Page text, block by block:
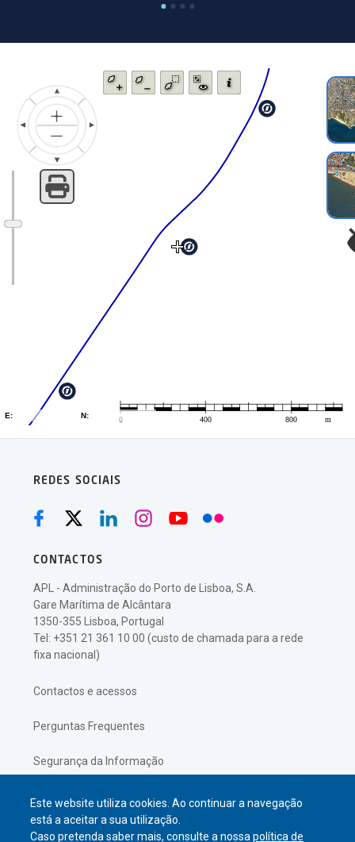
Este website utiliza cookies. Ao continuar a navegação
está a aceitar a sua utilização.
Caso pretenda saber mais, consulte a nossapolítica de
REDES SOCIAIS
CONTACTOS
APL - Administração do Porto de Lisboa, S.A.
Gare Marítima de Alcântara
1350-355 Lisboa, Portugal
Tel: +351 21 361 10 00 (custo de chamada para a rede
fixa nacional)
Contactos e acessos
Perguntas Frequentes
Segurança da Informação
Política de Privacidade